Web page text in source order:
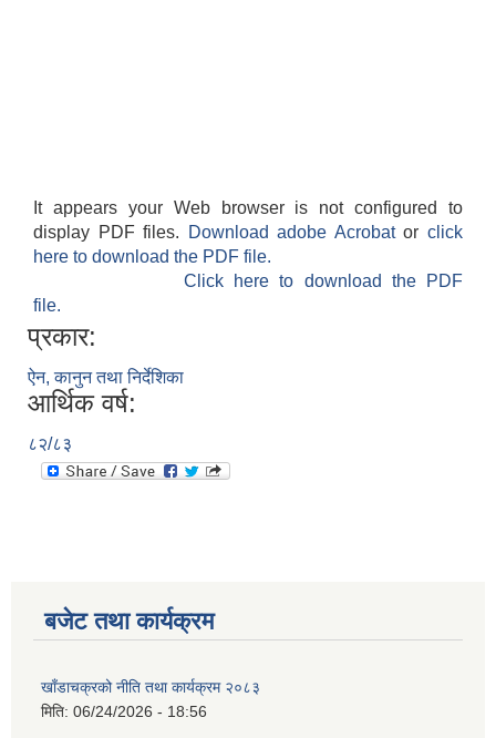
It appears your Web browser is not configured to
display PDF files.
Download adobe Acrobatorclick
here to download the PDF file.
Click here to download the PDF
file.
प्रकार:
ऐन, कानुन तथा निर्देशिका
आर्थिक वर्ष:
८२/८३
बजेट तथा कार्यक्रम
खाँडाचक्रको नीति तथा कार्यक्रम २०८३
मिति: 06/24/2026 - 18:56